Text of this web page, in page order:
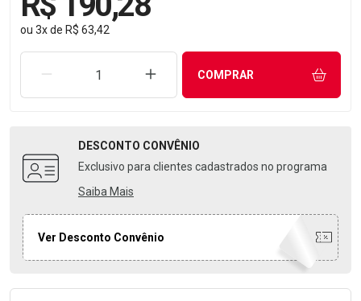
ou 3xde R$ 63,42
REMOVER UMA UNIDADEAUMENTAR UMA UNIDADE
COMPRAR
DESCONTO CONVÊNIO
Exclusivo para clientes cadastrados no programa
Saiba Mais
Ver Desconto Convênio